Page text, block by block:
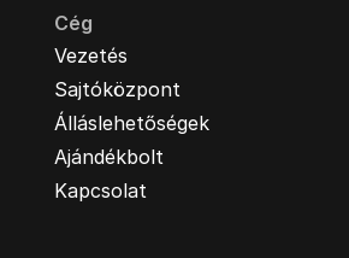
Cég
Vezetés
Sajtóközpont
Álláslehetőségek
Ajándékbolt
Kapcsolat